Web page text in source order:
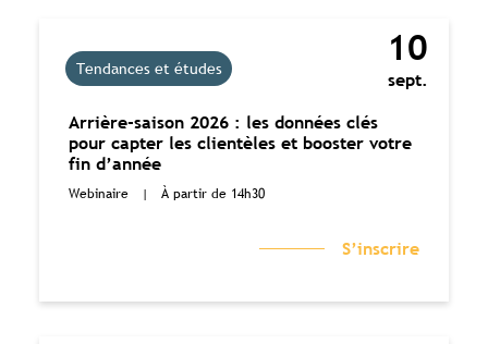
Tendances et études
10
sept.
Arrière-saison 2026 : les données clés
pour capter les clientèles et booster votre
fin d’année
Webinaire | À partir de 14h30
S’inscrire